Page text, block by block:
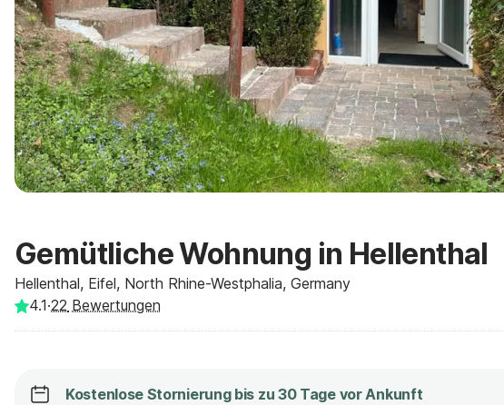
Gemütliche Wohnung in Hellenthal
Hellenthal, Eifel, North Rhine-Westphalia, Germany
4.1·22 Bewertungen
Kostenlose Stornierung bis zu 30 Tage vor Ankunft